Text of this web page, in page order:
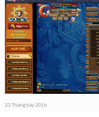
22 Tháng bảy 2016